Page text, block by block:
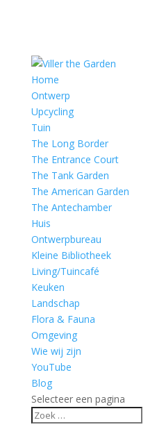
Home
Ontwerp
Upcycling
Tuin
The Long Border
The Entrance Court
The Tank Garden
The American Garden
The Antechamber
Huis
Ontwerpbureau
Kleine Bibliotheek
Living/Tuincafé
Keuken
Landschap
Flora & Fauna
Omgeving
Wie wij zijn
YouTube
Blog
Selecteer een pagina